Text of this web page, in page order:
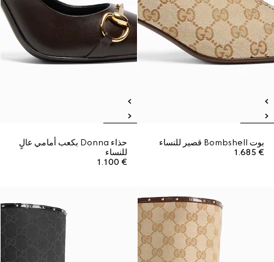
بوت Bombshell قصير للنساء
€ 1.685
حذاء Donna بكعب أمامي عالٍ
للنساء
€ 1.100